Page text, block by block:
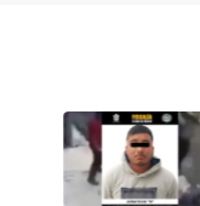
Agosto 5, 2026
Detienen a
otro a